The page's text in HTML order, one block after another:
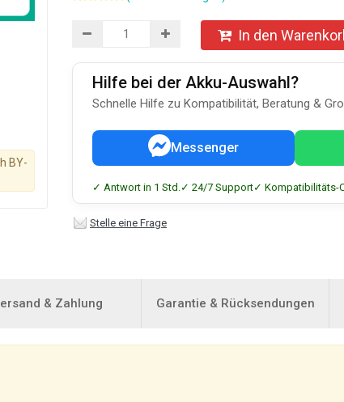
BY-
In den
Hilfe bei der Akku-Auswahl?
Schnelle Hilfe zu Kompatibilität, Beratung &
Messenger
✓ Antwort in 1 Std.✓ 24/7 Support✓ Kompatibilitäts-
Stelle eine Frage
& Zahlung Garantie & Rücksendungen